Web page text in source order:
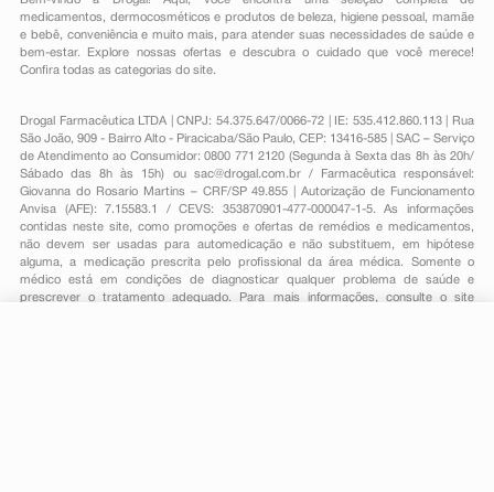
medicamentos , dermocosméticos e produtos de beleza, higiene pessoal ,mamãe
e bebê, conveniênciae muito mais, para atender suas necessidades de saúde e
bem-estar. Explore nossas ofertas e descubra o cuidado que você merece!
Confira todas as categorias do site.
Drogal Farmacêutica LTDA | CNPJ: 54.375.647/0066-72 | IE: 535.412.860.113 | Rua
São João, 909 - Bairro Alto - Piracicaba/São Paulo, CEP: 13416-585 | SAC – Serviço
de Atendimento ao Consumidor: 0800 771 2120 (Segunda à Sexta das 8h às 20h/
Sábado das 8h às 15h) ou sac@drogal.com.br/ Farmacêutica responsável:
Giovanna do Rosario Martins – CRF/SP 49.855 | Autorização de Funcionamento
Anvisa (AFE): 7.15583.1 / CEVS: 353870901-477-000047-1-5. As informações
contidas neste site, como promoções e ofertas de remédios e medicamentos,
não devem ser usadas para automedicação e não substituem, em hipótese
alguma, a medicação prescrita pelo profissional da área médica. Somente o
médico está em condições de diagnosticar qualquer problema de saúde e
prescrever o tratamento adequado. Para mais informações, consulte o site